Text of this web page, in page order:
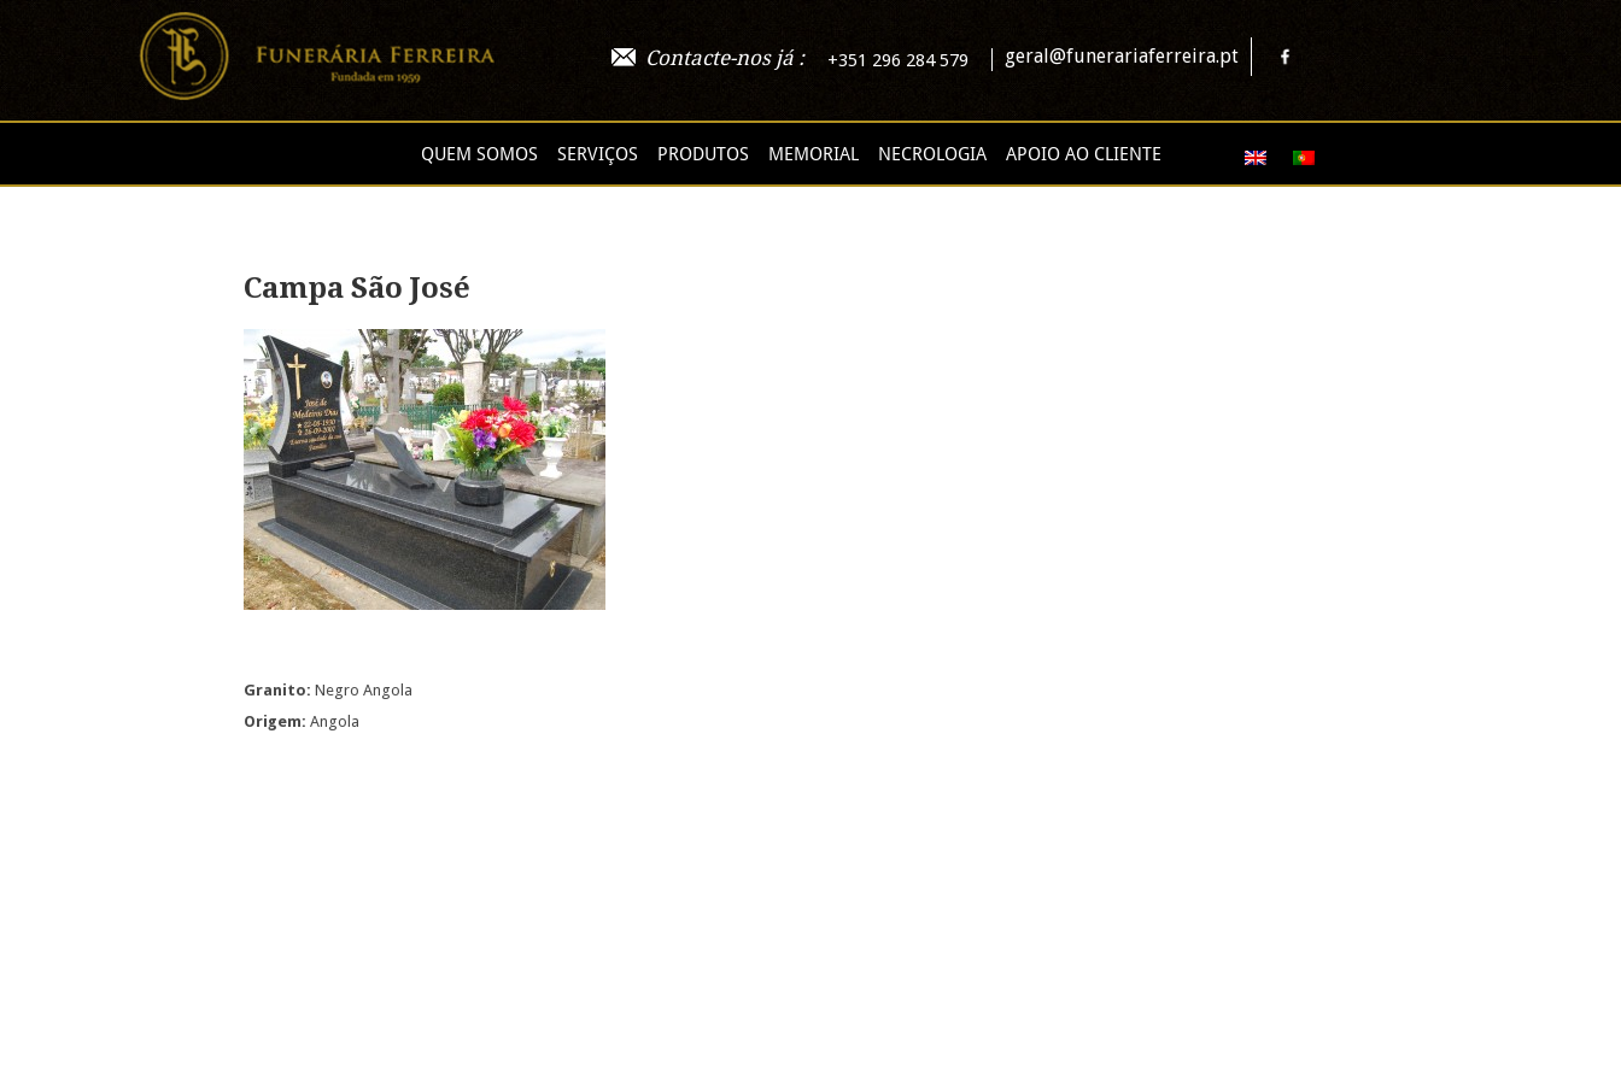
Contacte-nos já : +351 296 284 579 geral@funerariaferreira.pt
QUEM SOMOS SERVIÇOS PRODUTOS MEMORIAL NECROLOGIA APOIO AO CLIENTE
Campa São José
Granito: Negro Angola
Origem: Angola